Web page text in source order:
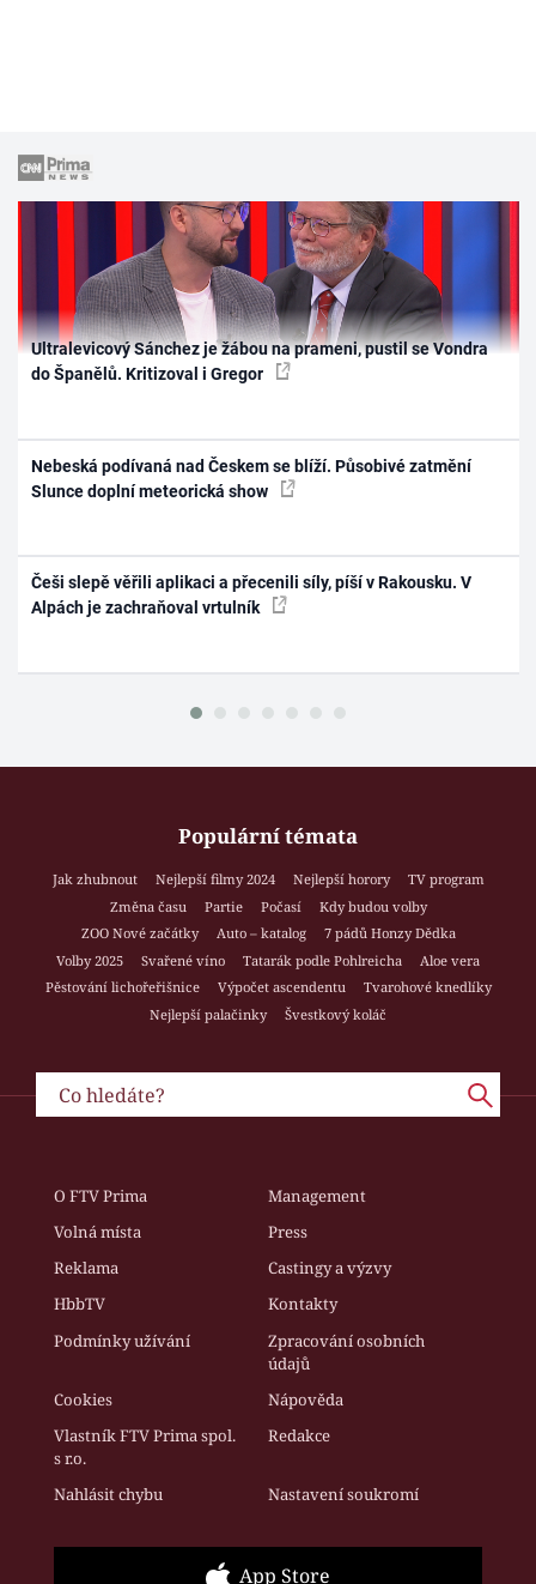
Ultralevicový Sánchez je žábou na prameni, pustil se Vondra
do Španělů. Kritizoval i Gregor
Nebeská podívaná nad Českem se blíží. Působivé zatmění
Slunce doplní meteorická show
Češi slepě věřili aplikaci a přecenili síly, píší v Rakousku. V
Alpách je zachraňoval vrtulník
Populární témata
Jak zhubnout Nejlepší filmy 2024 Nejlepší horory
TV program
Změna času
Partie Počasí
Kdy budou volby
ZOO Nové začátky
Auto – katalog
7 pádů Honzy Dědka
Volby 2025
Svařené víno Tatarák podle Pohlreicha
Aloe vera
Pěstování lichořeřišnice
Výpočet ascendentu
Tvarohové knedlíky
Nejlepší palačinky
Švestkový koláč
O FTV Prima
Management
Volná místa
Press
Reklama
Castingy a výzvy
HbbTV
Kontakty
Podmínky užívání
Zpracování osobních
údajů
Cookies
Nápověda
Vlastník FTV Prima spol.
s r.o.
Redakce
Nahlásit chybu Nastavení soukromí
App Store